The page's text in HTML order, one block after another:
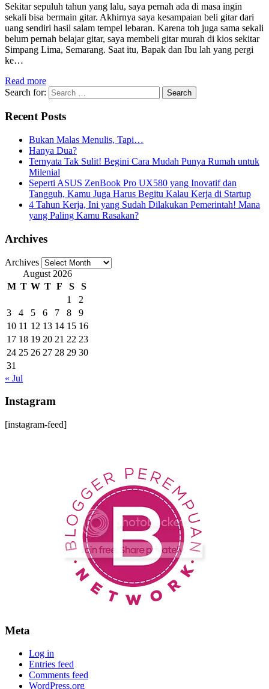
Sekitar sepuluh tahun yang lalu, saya pernah ada di masa ingin
sekali bisa bermain gitar. Akhirnya saya kesampaian beli gitar dari
uang sendiri hasil salam tempel lebaran. Karena toh juga sama sekali
belum pernah belajar gitar, saya membeli gitar murah di kios sekitar
Simpang Lima, Semarang. Saat itu, Bapak dan Ibu lah yang pergi
ke…
Read more
Search for:
Recent Posts
Bukan Malas Menulis, Tapi…
Hanya Dua?
Ternyata Tak Sulit! Begini Cara Mudah Punya Rumah untuk
Milenial
Seperti ASUS ZenBook Pro UX580 yang Inovatif dan
Tangguh, Kamu Juga Harus Begitu Kalau Kerja di Startup
4 Tahun Kerja, Ini yang Sudah Dilakukan Pemerintah! Mana
yang Paling Kamu Rasakan?
Archives
Archives
August 2026
M T W T F S
S
1
2
3
4 5 6 7 8
9
10 11 12 13 14 15 16
17 18 19 20 21 22 23
24 25 26 27 28 29 30
31
« Jul
Instagram
[instagram-feed]
Meta
Log in
Entries feed
Comments feed
WordPress.org